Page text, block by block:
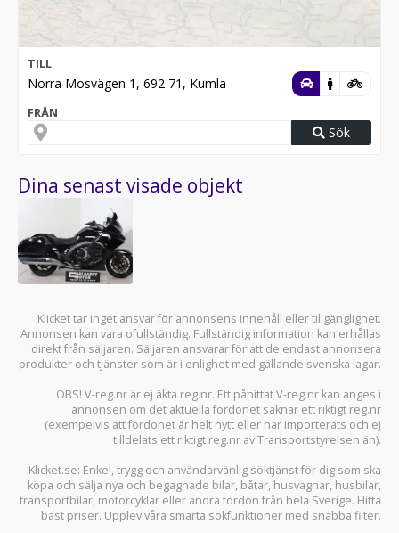
TILL
Norra Mosvägen 1, 692 71, Kumla
FRÅN
Sök
Dina senast visade objekt
Klicket tar inget ansvar för annonsens innehåll eller tillgänglighet.
Annonsen kan vara ofullständig. Fullständig information kan erhållas
direkt från säljaren. Säljaren ansvarar för att de endast annonsera
produkter och tjänster som är i enlighet med gällande svenska lagar.
OBS! V-reg.nr är ej äkta reg.nr. Ett påhittat V-reg.nr kan anges i
annonsen om det aktuella fordonet saknar ett riktigt reg.nr
(exempelvis att fordonet är helt nytt eller har importerats och ej
tilldelats ett riktigt reg.nr av Transportstyrelsen än).
Klicket.se: Enkel, trygg och användarvänlig söktjänst för dig som ska
köpa och sälja nya och begagnade bilar, båtar, husvagnar, husbilar,
transportbilar, motorcyklar eller andra fordon från hela Sverige. Hitta
bäst priser. Upplev våra smarta sökfunktioner med snabba filter.